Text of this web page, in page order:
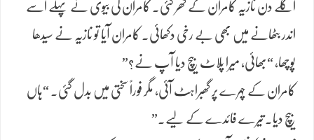
اگلے دن نازیہ کامران کے گھر گئی۔ کامران کی بیوی نے پہلے اسے
اندر بٹھانے میں بھی بے رخی دکھائی۔ کامران آیا تو نازیہ نے سیدھا
پوچھا، “بھائی، میرا پلاٹ بیچ دیا آپ نے؟”
کامران کے چہرے پر گھبراہٹ آئی، مگر فوراً سختی میں بدل گئی۔ “ہاں
بیچ دیا۔ تیرے فائدے کے لیے۔”